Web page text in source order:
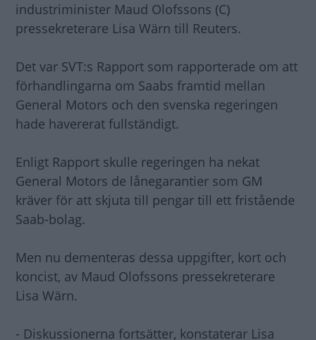
industriminister Maud Olofssons (C)
pressekreterare Lisa Wärn till Reuters.
Det var SVT:s Rapport som rapporterade om att
förhandlingarna om Saabs framtid mellan
General Motors och den svenska regeringen
hade havererat fullständigt.
Enligt Rapport skulle regeringen ha nekat
General Motors de lånegarantier som GM
kräver för att skjuta till pengar till ett fristående
Saab-bolag.
Men nu dementeras dessa uppgifter, kort och
koncist, av Maud Olofssons pressekreterare
Lisa Wärn.
- Diskussionerna fortsätter, konstaterar Lisa